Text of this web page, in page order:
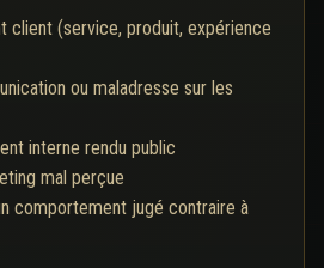
client (service, produit, expérience
ou maladresse sur les
interne rendu public
mal perçue
comportement jugé contraire à